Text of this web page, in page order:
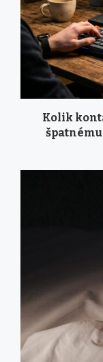
Kolik
špatnému